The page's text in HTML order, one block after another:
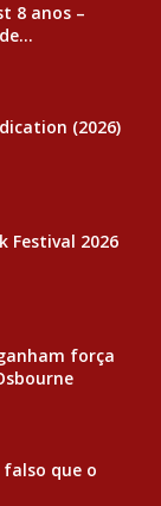
8 anos –
(2026)
Festival 2026
força
que o